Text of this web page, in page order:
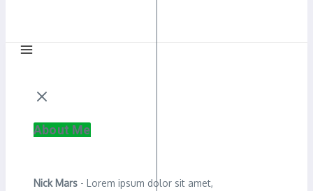
About Me
Nick Mars - Lorem ipsum dolor sit amet,